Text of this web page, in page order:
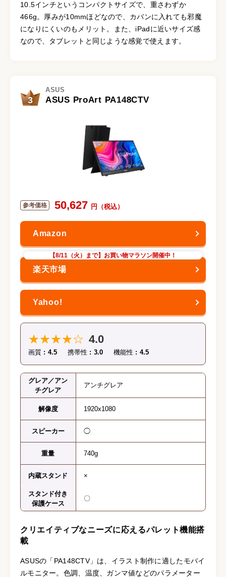
10.5インチというコンパクトサイズで、重さわずか
466g。厚みが10mmほどなので、カバンに入れても邪魔
になりにくいのもメリット。また、iPadに近いサイズ感
なので、タブレットと同じような感覚で使えます。
3
ASUS
ASUS ProArt PA148CTV
50,627
【8/11（火）まで】お買い物マラソン開催中！
★★★★☆ 4.0
画質 4.5 携帯性 3.0 機能性 4.5
グレア／アン
チグレア
アンチグレア
解像度 1920x1080
スピーカー ◯
重量 740g
内蔵スタンド ×
スタンド付き
保護ケース
〇
クリエイティブなニーズに応えるパレット機能搭
載
ASUSの「PA148CTV」は、イラスト制作に適したモバイ
ルモニター。色調、温度、ガンマ値などのパラメーター